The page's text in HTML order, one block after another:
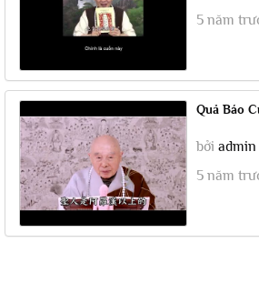
5 năm
Quả Báo
bởi admin
5 năm